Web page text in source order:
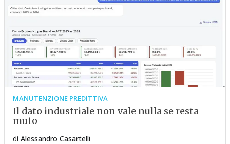
MANUTENZIONE PREDITTIVA
Il dato industriale non vale nulla se resta
muto
di Alessandro Casartelli